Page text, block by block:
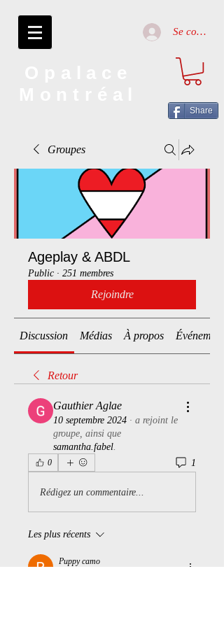
Se connecter
Share
Groupes
Ageplay & ABDL
Public · 251 membres
Rejoindre
Discussion Médias À propos Événements
Retour
Gauthier Aglae
10 septembre 2024 · a rejoint le
groupe, ainsi que
samantha.fabel.
0 1
Rédigez un commentaire...
Les plus récents
Puppy camo